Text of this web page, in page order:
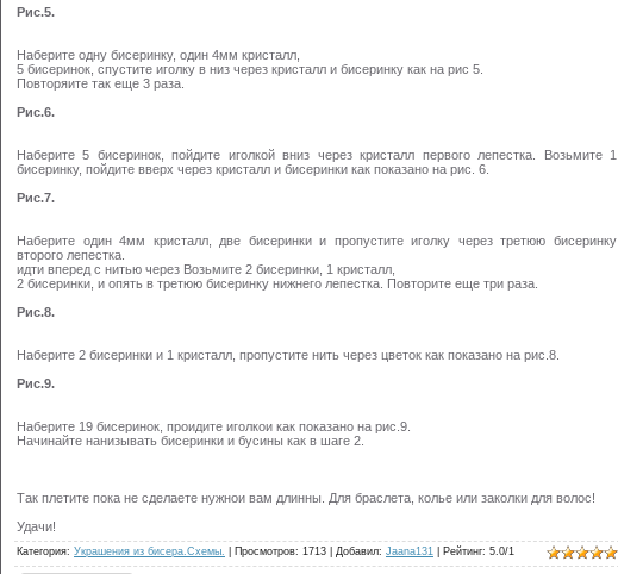
Рис.5.
Наберите одну бисеринку, один 4мм кристалл,
5 бисеринок, спустите иголку в низ через кристалл и бисеринку как на рис 5.
Повторяите так еще 3 раза.
Рис.6.
Наберите 5 бисеринок, пойдите иголкой вниз через кристалл первого лепестка. Возьмите 1
бисеринку, пойдите вверх через кристалл и бисеринки как показано на рис. 6.
Рис.7.
Наберите один 4мм кристалл, две бисеринки и пропустите иголку через третюю бисеринку
второго лепестка.
идти вперед с нитью через Возьмите 2 бисеринки, 1 кристалл,
2 бисеринки, и опять в третюю бисеринку нижнего лепестка. Повторите еще три раза.
Рис.8.
Наберите 2 бисеринки и 1 кристалл, пропустите нить через цветок как показано на рис.8.
Рис.9.
Наберите 19 бисеринок, проидите иголкои как показано на рис.9.
Начинайте нанизывать бисеринки и бусины как в шаге 2.
Так плетите пока не сделаете нужнои вам длинны. Для браслета, колье или заколки для волос!
Удачи!
Категория: Украшения из бисера.Схемы. Просмотров: 1713 | Добавил: Jaana131 Рейтинг: 5.0/1